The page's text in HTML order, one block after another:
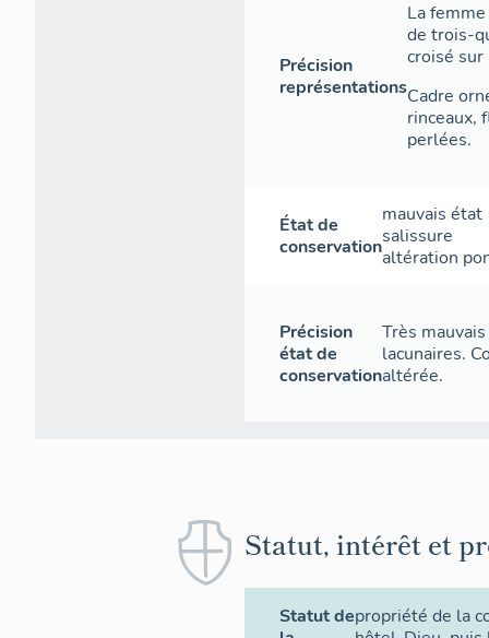
Précision
représentations
La
de trois-
croisé
Cadre
rinceaux,
perlées.
État de
conservation
mauvais état
salissure
altération
Précision
état de
conservation
Très
lacunaires.
altérée.
Statut, intérêt et
Statut depropriété de la